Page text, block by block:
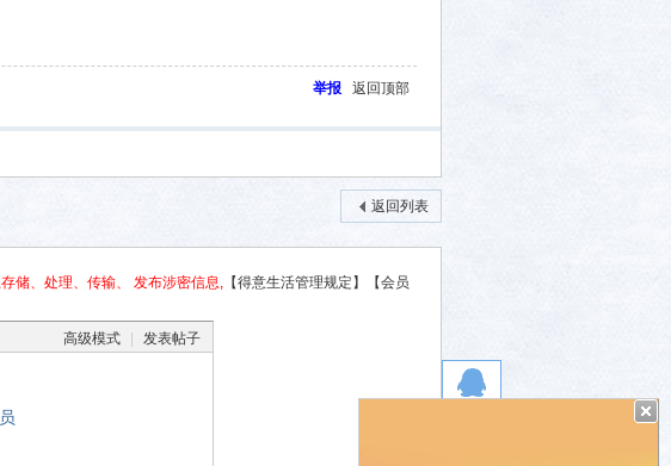
举报 返回顶部
返回列表
储、处理、传输、 发布涉密信息, 【得意生活管理规定】
【会员
高级模式 发表帖子